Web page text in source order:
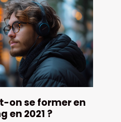
on se former en
en 2021 ?